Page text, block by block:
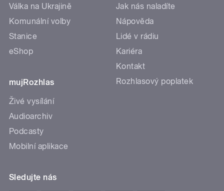
Válka na Ukrajině
Komunální volby
Stanice
eShop
mujRozhlas
Živé vysílání
Audioarchiv
Podcasty
Mobilní aplikace
Jak nás naladíte
Nápověda
Lidé v rádiu
Kariéra
Kontakt
Rozhlasový poplatek
Sledujte nás